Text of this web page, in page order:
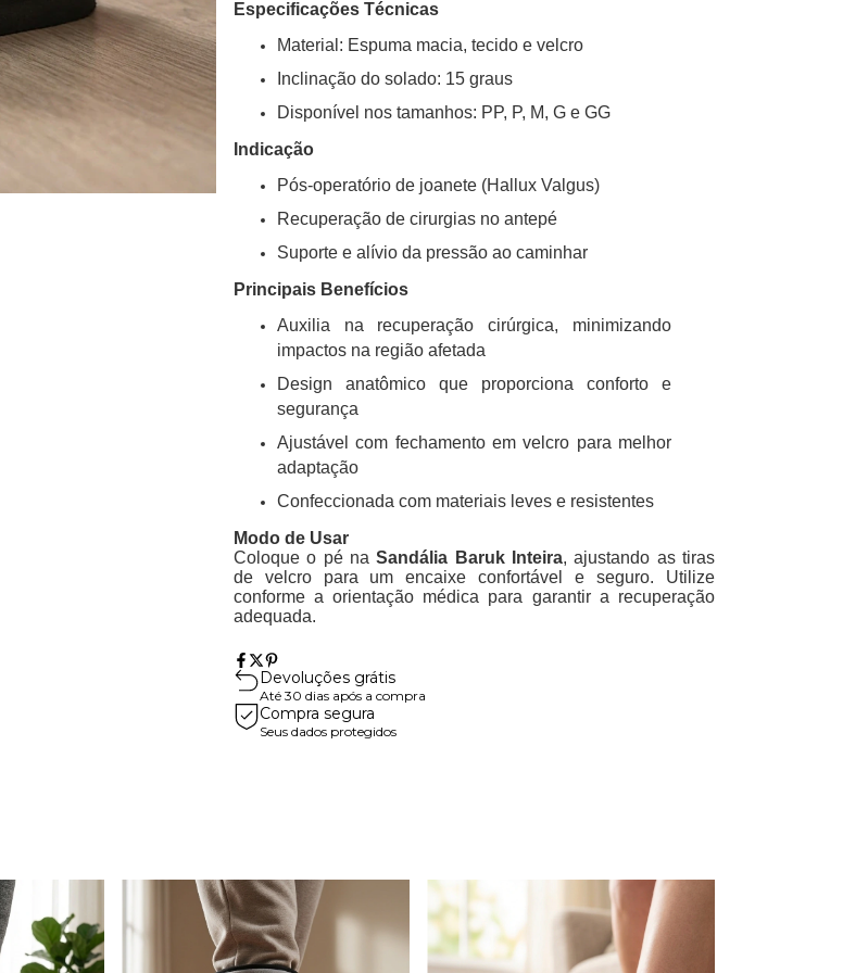
Especificações Técnicas
Material: Espuma macia, tecido e velcro
Inclinação do solado: 15 graus
Disponível nos tamanhos: PP, P, M, G e GG
Indicação
Pós-operatório de joanete (Hallux Valgus)
Recuperação de cirurgias no antepé
Suporte e alívio da pressão ao caminhar
Principais Benefícios
Auxilia na recuperação cirúrgica, minimizando
impactos na região afetada
Design anatômico que proporciona conforto e
segurança
Ajustável com fechamento em velcro para melhor
adaptação
Confeccionada com materiais leves e resistentes
Modo de Usar
Coloque o pé naSandália Baruk Inteira, ajustando as tiras
de velcro para um encaixe confortável e seguro. Utilize
conforme a orientação médica para garantir a recuperação
adequada.
Devoluções grátis
Até 30 dias após a compra
Compra segura
Seus dados protegidos